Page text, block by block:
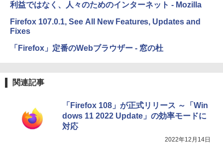
利益ではなく、人々のためのインターネット - Mozilla
Firefox 107.0.1, See All New Features, Updates and
Fixes
「Firefox」定番のWebブラウザー - 窓の杜
関連記事
「Firefox 108」が正式リリース ～「Win
dows 11 2022 Update」の効率モードに
対応
2022年12月14日